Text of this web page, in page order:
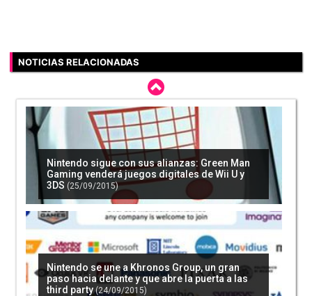
NOTICIAS RELACIONADAS
Nintendo sigue con sus alianzas: Green Man
Gaming venderá juegos digitales de Wii U y
3DS (25/09/2015)
Nintendo se une a Khronos Group, un gran
paso hacia delante y que abre la puerta a las
third party (24/09/2015)